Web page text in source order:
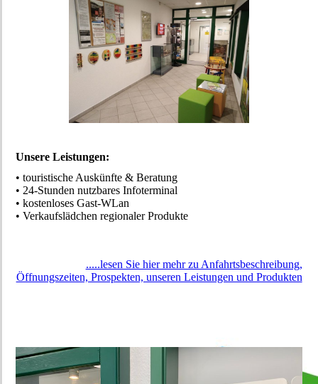
Unsere Leistungen:
• touristische Auskünfte & Beratung
• 24-Stunden nutzbares Infoterminal
• kostenloses Gast-WLan
• Verkaufslädchen regionaler Produkte
.....lesen Sie hier mehr zu Anfahrtsbeschreibung,
Öffnungszeiten, Prospekten, unseren Leistungen und Produkten